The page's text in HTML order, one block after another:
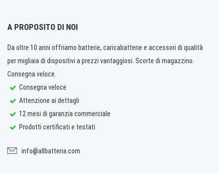
A PROPOSITO DI NOI
Da oltre 10 anni offriamo batterie, caricabatterie e accessori di qualità
per migliaia di dispositivi a prezzi vantaggiosi. Scorte di magazzino.
Consegna veloce.
Consegna veloce
Attenzione ai dettagli
12 mesi di garanzia commerciale
Prodotti certificati e testati
info@allbatteria.com